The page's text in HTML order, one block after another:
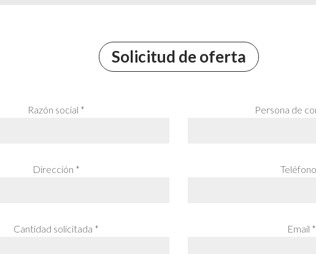
Solicitud de oferta
Razón social * Persona de
Dirección *
Cantidad solicitada * Email *